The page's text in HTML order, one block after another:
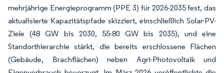
mehrjährige Energieprogramm (PPE 3) für 2026-2035 fest, das
aktualisierte Kapazitätspfade skizziert, einschließlich Solar-PV-
Ziele (48 GW bis 2030, 55-80 GW bis 2035), und eine
Standorthierarchie stärkt, die bereits erschlossene Flächen
(Gebäude, Brachflächen) neben Agri-Photovoltaik und